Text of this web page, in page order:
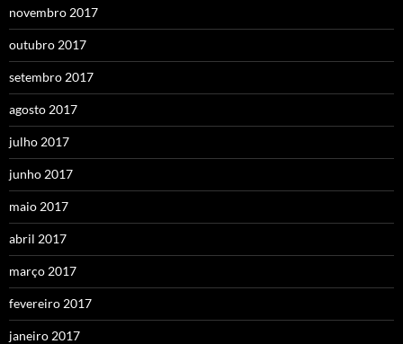
novembro 2017
outubro 2017
setembro 2017
agosto 2017
julho 2017
junho 2017
maio 2017
abril 2017
março 2017
fevereiro 2017
janeiro 2017